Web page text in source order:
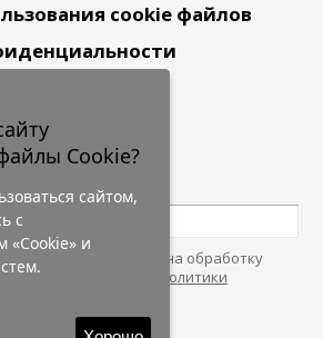
cookie файлов
я даю согласие на обработку
С условиями
"Политики
Cookie?
сайтом,
с
«Cookie» и